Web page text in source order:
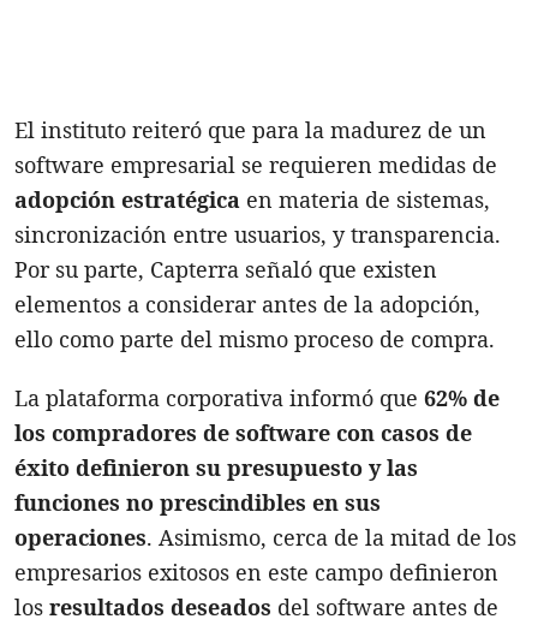
El instituto reiteró que para la madurez de un
software empresarial se requieren medidas de
adopción estratégica en materia de sistemas,
sincronización entre usuarios, y transparencia.
Por su parte, Capterra señaló que existen
elementos a considerar antes de la adopción,
ello como parte del mismo proceso de compra.
La plataforma corporativa informó que 62% de
los compradores de software con casos de
éxito definieron su presupuesto y las
funciones no prescindibles en sus
operaciones. Asimismo, cerca de la mitad de los
empresarios exitosos en este campo definieron
los resultados deseados del software antes de